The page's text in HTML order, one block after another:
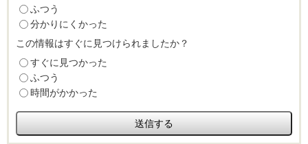
ふつう
分かりにくかった
この情報はすぐに見つけられましたか？
すぐに見つかった
ふつう
時間がかかった